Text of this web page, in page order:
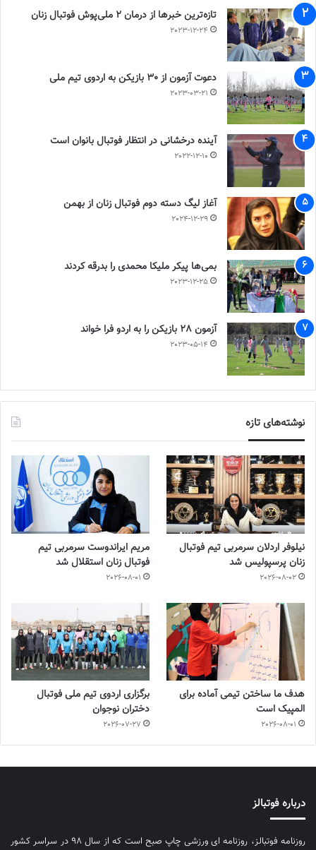
تازه‌ترین خبرها از درمان ۲ ملی‌پوش فوتبال زنان
2023-12-24
دعوت آزمون از 30 بازیکن به اردوی تیم ملی
2023-03-21
آینده درخشانی در انتظار فوتبال بانوان است
2022-12-10
آغاز لیگ دسته دوم فوتبال زنان از بهمن
2024-12-29
بمی‌ها پیکر ملیکا محمدی را بدرقه کردند
2023-12-25
آزمون 28 بازیکن را به اردو فرا خواند
2023-05-14
نوشته‌های تازه
نیلوفر اردلان سرمربی تیم فوتبال
زنان پرسپولیس شد
2026-08-02
مریم ایراندوست سرمربی تیم
فوتبال زنان استقلال شد
2026-08-01
هدف ما ساختن تیمی آماده برای
المپیک است
2026-08-01
برگزاری اردوی تیم ملی فوتبال
دختران نوجوان
2026-07-27
درباره فوتبالز
روزنامه فوتبالز، روزنامه ای ورزشی چاپ صبح است که از سال ۹۸ در سراسر کشور